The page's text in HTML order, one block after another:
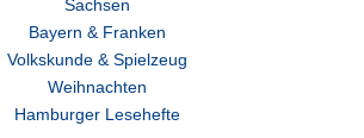
Sachsen
Bayern & Franken
Volkskunde & Spielzeug
Weihnachten
Hamburger Lesehefte